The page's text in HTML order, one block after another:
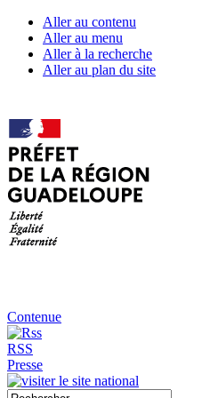
Aller au contenu
Aller au menu
Aller à la recherche
Aller au plan du site
Contenue
RSS
Presse